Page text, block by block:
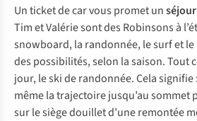
Un ticket de car vous promet un
Tim et Valérie sont des Robinsons à
snowboard, la randonnée, le surf et
des possibilités, selon la saison. Tout
jour, le ski de randonnée. Cela
même la trajectoire jusqu’au sommet
sur le siège douillet d’une remontée